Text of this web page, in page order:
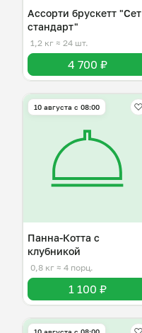
Ассорти брускетт "Сет
стандарт"
1,2 кг ≈ 24 шт.
4 700 ₽
10 августа с 08:00
Панна-Котта с
клубникой
0,8 кг ≈ 4 порц.
1 100 ₽